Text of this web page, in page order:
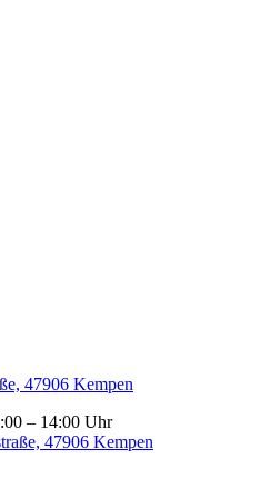
47906 Kempen
– 14:00 Uhr
47906 Kempen